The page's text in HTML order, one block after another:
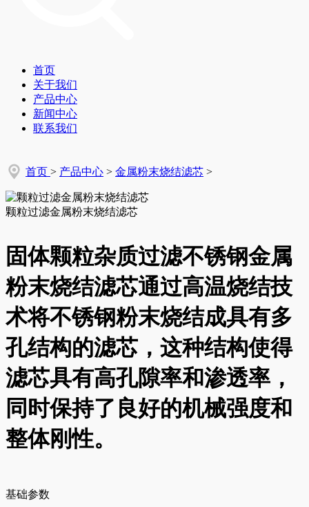
首页
关于我们
产品中心
新闻中心
联系我们
首页 > 产品中心 > 金属粉末烧结滤芯 >
颗粒过滤金属粉末烧结滤芯
固体颗粒杂质过滤不锈钢金属
粉末烧结滤芯通过高温烧结技
术将不锈钢粉末烧结成具有多
孔结构的滤芯，这种结构使得
滤芯具有高孔隙率和渗透率，
同时保持了良好的机械强度和
整体刚性。
基础参数